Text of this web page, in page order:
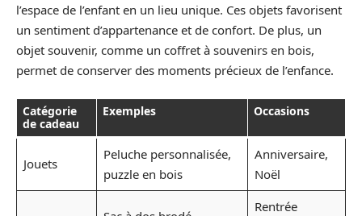
l’espace de l’enfant en un lieu unique. Ces objets favorisent
un sentiment d’appartenance et de confort. De plus, un
objet souvenir, comme un coffret à souvenirs en bois,
permet de conserver des moments précieux de l’enfance.
Catégorie
de cadeau
Exemples Occasions
Jouets
Peluche personnalisée,
puzzle en bois
Anniversaire,
Noël
Rentrée